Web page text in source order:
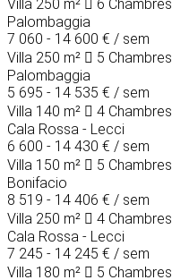
Villa 250 m² 6 Chambres
Palombaggia
7 060 - 14 600 € / sem
Villa 250 m² 5 Chambres
Palombaggia
5 695 - 14 535 € / sem
Villa 140 m² 4 Chambres
Cala Rossa - Lecci
6 600 - 14 430 € / sem
Villa 150 m² 5 Chambres
Bonifacio
8 519 - 14 406 € / sem
Villa 250 m² 4 Chambres
Cala Rossa - Lecci
7 245 - 14 245 € / sem
Villa 180 m² 5 Chambres